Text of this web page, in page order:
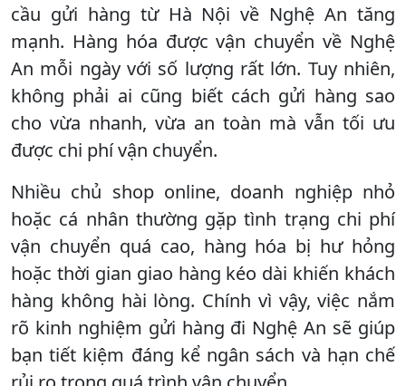
cầu gửi hàng từ Hà Nội về Nghệ An tăng
mạnh. Hàng hóa được vận chuyển về Nghệ
An mỗi ngày với số lượng rất lớn. Tuy nhiên,
không phải ai cũng biết cách gửi hàng sao
cho vừa nhanh, vừa an toàn mà vẫn tối ưu
được chi phí vận chuyển.
Nhiều chủ shop online, doanh nghiệp nhỏ
hoặc cá nhân thường gặp tình trạng chi phí
vận chuyển quá cao, hàng hóa bị hư hỏng
hoặc thời gian giao hàng kéo dài khiến khách
hàng không hài lòng. Chính vì vậy, việc nắm
rõ kinh nghiệm gửi hàng đi Nghệ An sẽ giúp
bạn tiết kiệm đáng kể ngân sách và hạn chế